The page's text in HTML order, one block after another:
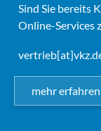
Sind Sie bereits
Online-Services
mehr erfahren